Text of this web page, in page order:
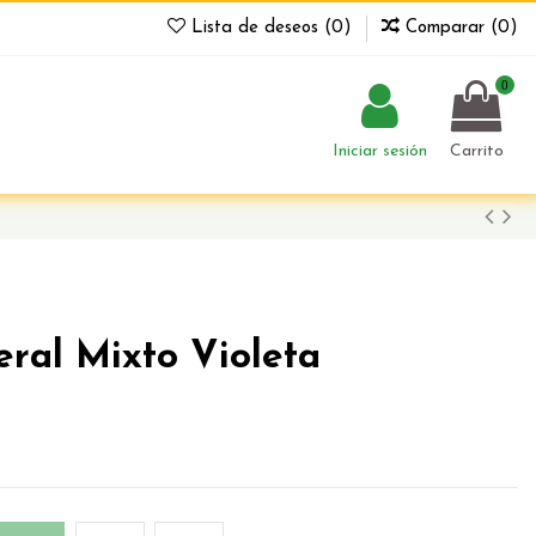
Lista de deseos (0 ) Comparar (0 )
Iniciar sesión
0
Carrito
Mixto Violeta